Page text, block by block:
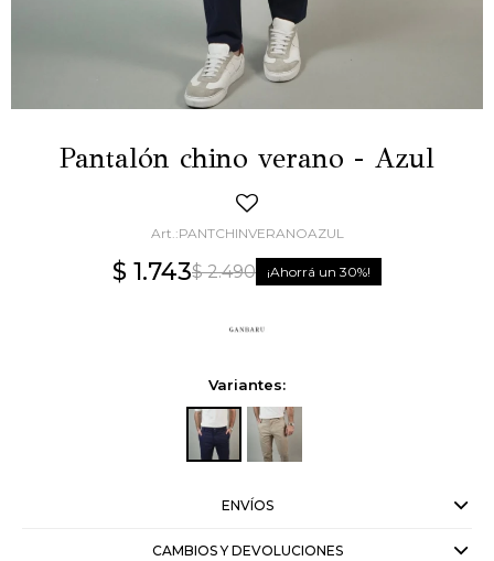
Pantalón chino verano - Azul
PANTCHINVERANOAZUL
$ 1.743$ 2.490 30
Variantes:
ENVÍOS
CAMBIOS Y DEVOLUCIONES